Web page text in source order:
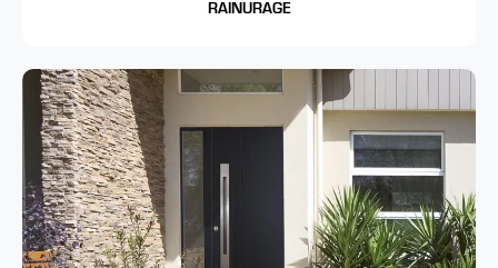
RAINURAGE